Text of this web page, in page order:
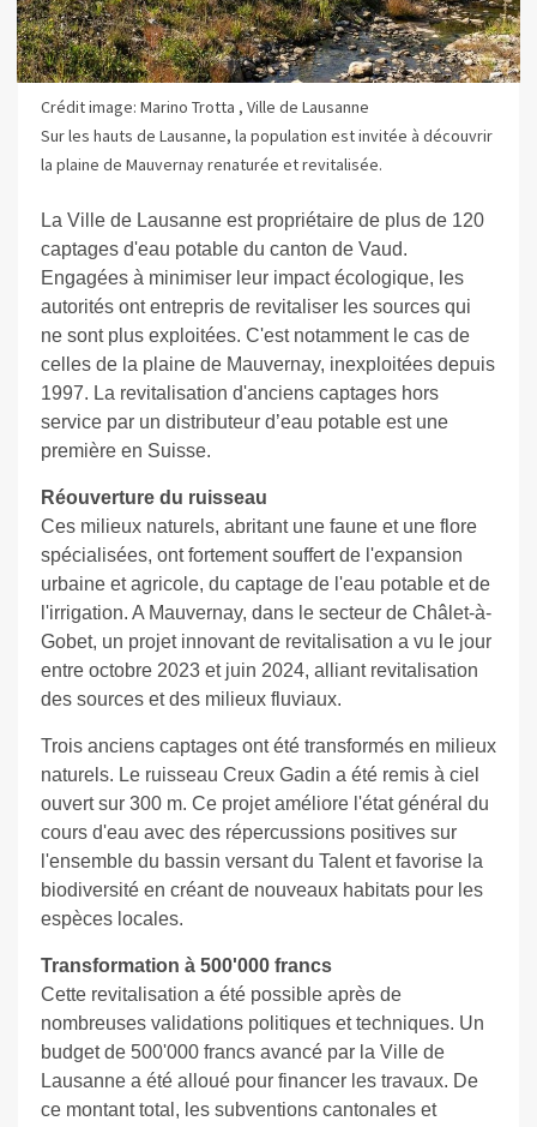
Crédit image: Marino Trotta , Ville de Lausanne
Sur les hauts de Lausanne, la population est invitée à découvrir
la plaine de Mauvernay renaturée et revitalisée.
La Ville de Lausanne est propriétaire de plus de 120
captages d'eau potable du canton de Vaud.
Engagées à minimiser leur impact écologique, les
autorités ont entrepris de revitaliser les sources qui
ne sont plus exploitées. C'est notamment le cas de
celles de la plaine de Mauvernay, inexploitées depuis
1997. La revitalisation d'anciens captages hors
service par un distributeur d’eau potable est une
première en Suisse.
Réouverture du ruisseau
Ces milieux naturels, abritant une faune et une flore
spécialisées, ont fortement souffert de l'expansion
urbaine et agricole, du captage de l'eau potable et de
l'irrigation. A Mauvernay, dans le secteur de Châlet-à-
Gobet, un projet innovant de revitalisation a vu le jour
entre octobre 2023 et juin 2024, alliant revitalisation
des sources et des milieux fluviaux.
Trois anciens captages ont été transformés en milieux
naturels. Le ruisseau Creux Gadin a été remis à ciel
ouvert sur 300 m. Ce projet améliore l'état général du
cours d'eau avec des répercussions positives sur
l'ensemble du bassin versant du Talent et favorise la
biodiversité en créant de nouveaux habitats pour les
espèces locales.
Transformation à 500'000 francs
Cette revitalisation a été possible après de
nombreuses validations politiques et techniques. Un
budget de 500'000 francs avancé par la Ville de
Lausanne a été alloué pour financer les travaux. De
ce montant total, les subventions cantonales et